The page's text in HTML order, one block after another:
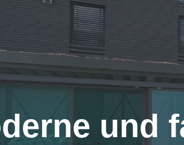
und